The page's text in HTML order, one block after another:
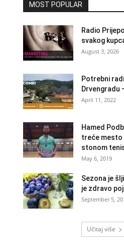
MOST POPULAR
Radio
svakog
August 3, 2026
Potrebni
Drvengradu
April 11, 2022
Hamed
treće mesto
stonom
May 6, 2019
Sezona je
je zdravo
September 5,
Učitaj više